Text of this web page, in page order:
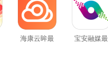
海康云眸最
宝安融媒最